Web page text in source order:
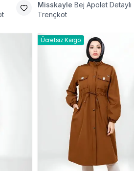
Misskayle Bej Apolet Detaylı
Trençkot
Ücretsiz Kargo